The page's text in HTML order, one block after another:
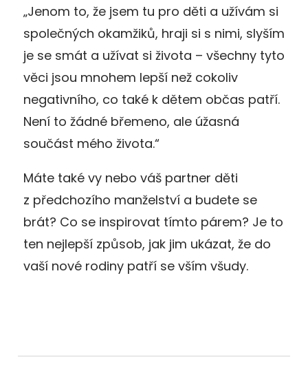
„Jenom to, že jsem tu pro děti a užívám si
společných okamžiků, hraji si s nimi, slyším
je se smát a užívat si života – všechny tyto
věci jsou mnohem lepší než cokoliv
negativního, co také k dětem občas patří.
Není to žádné břemeno, ale úžasná
součást mého života.“
Máte také vy nebo váš partner děti
z předchozího manželství a budete se
brát? Co se inspirovat tímto párem? Je to
ten nejlepší způsob, jak jim ukázat, že do
vaší nové rodiny patří se vším všudy.